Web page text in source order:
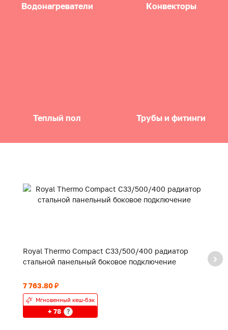
Водонагреватели Конвекторы
Теплый пол Трубы и фитинги
Royal Thermo Compact C33/500/400 радиатор
стальной панельный боковое подключение
7 763.80 ₽
Мгновенный кеш-бэк
+ 78 ?